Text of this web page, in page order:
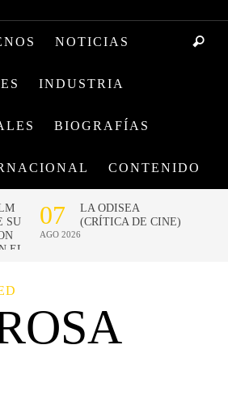
NOTICIAS
INDUSTRIA
BIOGRAFÍAS
CONTENIDO